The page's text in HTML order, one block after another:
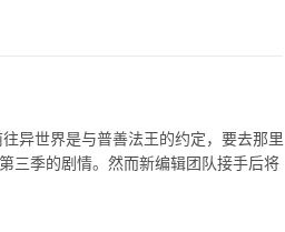
异世界是与普善法王的约定，要去那里
三季的剧情。然而新编辑团队接手后将